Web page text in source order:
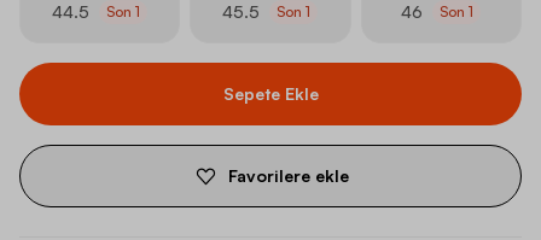
44.5 Son1 45.5 Son1 46 Son1
Sepete Ekle
Favorilere ekle